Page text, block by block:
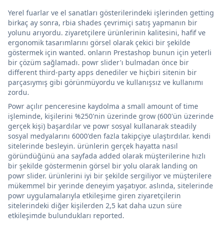
Yerel fuarlar ve el sanatları gösterilerindeki işlerinden getting
birkaç ay sonra, rbia shades çevrimiçi satış yapmanın bir
yolunu arıyordu. ziyaretçilere ürünlerinin kalitesini, hafif ve
ergonomik tasarımlarını görsel olarak çekici bir şekilde
göstermek için wanted. onların Prestashop bunun için yeterli
bir çözüm sağlamadı. powr slider'ı bulmadan önce bir
different third-party apps denediler ve hiçbiri sitenin bir
parçasıymış gibi görünmüyordu ve kullanışsız ve kullanımı
zordu.
Powr açılır penceresine kaydolma a small amount of time
işleminde, kişilerini %250'nin üzerinde grow (600'ün üzerinde
gerçek kişi) başardılar ve powr sosyal kullanarak steadily
sosyal medyalarını 6000'den fazla takipçiye ulaştırdılar. kendi
sitelerinde besleyin. ürünlerin gerçek hayatta nasıl
göründüğünü ana sayfada added olarak müşterilerine hızlı
bir şekilde göstermenin görsel bir yolu olarak landing on
powr slider. ürünlerini iyi bir şekilde sergiliyor ve müşterilere
mükemmel bir yerinde deneyim yaşatıyor. aslında, sitelerinde
powr uygulamalarıyla etkileşime giren ziyaretçilerin
sitelerindeki diğer kişilerden 2,5 kat daha uzun süre
etkileşimde bulundukları reported.